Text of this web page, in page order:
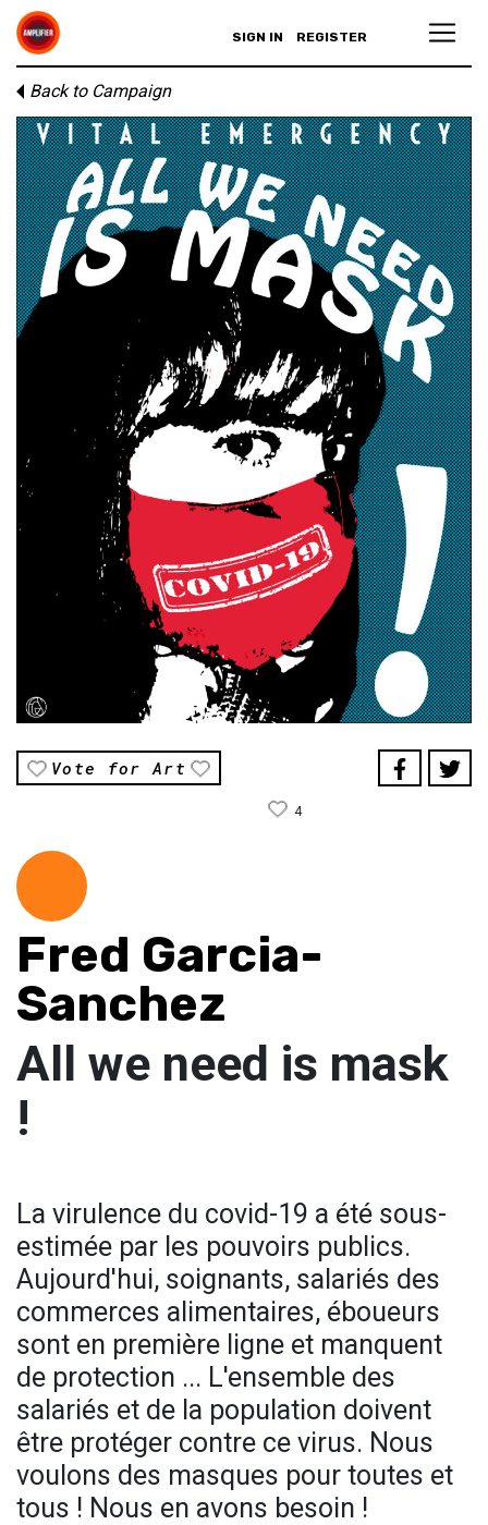
SIGN IN REGISTER
Back to Campaign
Vote for Art
4
Fred Garcia-
Sanchez
All we need is mask
!
La virulence du covid-19 a été sous-
estimée par les pouvoirs publics.
Aujourd'hui, soignants, salariés des
commerces alimentaires, éboueurs
sont en première ligne et manquent
de protection ... L'ensemble des
salariés et de la population doivent
être protéger contre ce virus. Nous
voulons des masques pour toutes et
tous ! Nous en avons besoin !